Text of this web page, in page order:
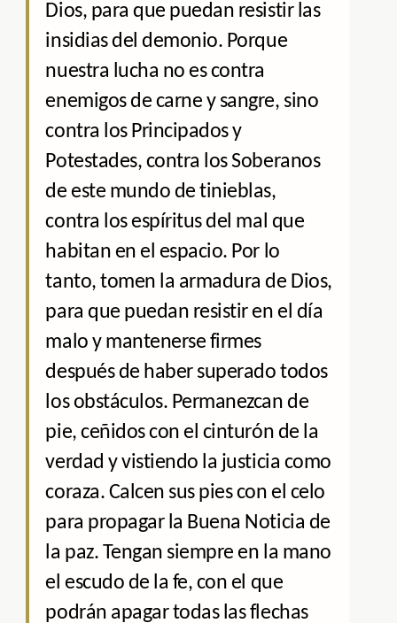
Dios, para que puedan resistir las
insidias del demonio. Porque
nuestra lucha no es contra
enemigos de carne y sangre, sino
contra los Principados y
Potestades, contra los Soberanos
de este mundo de tinieblas,
contra los espíritus del mal que
habitan en el espacio. Por lo
tanto, tomen la armadura de Dios,
para que puedan resistir en el día
malo y mantenerse firmes
después de haber superado todos
los obstáculos. Permanezcan de
pie, ceñidos con el cinturón de la
verdad y vistiendo la justicia como
coraza. Calcen sus pies con el celo
para propagar la Buena Noticia de
la paz. Tengan siempre en la mano
el escudo de la fe, con el que
podrán apagar todas las flechas